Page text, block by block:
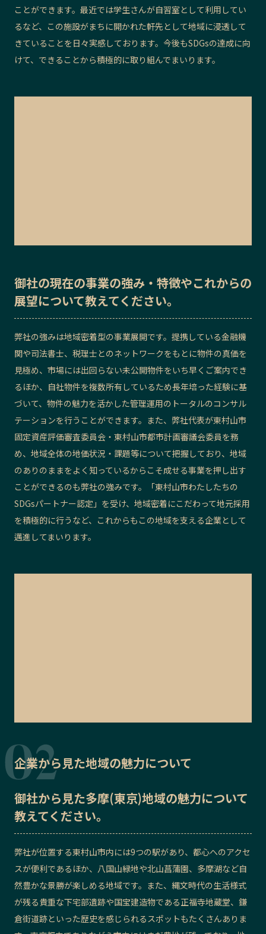
ことができます。最近では学生さんが自習室として利用してい
るなど、この施設がまちに開かれた軒先として地域に浸透して
きていることを日々実感しております。今後もSDGsの達成に向
けて、できることから積極的に取り組んでまいります。
御社の現在の事業の強み・特徴やこれからの
展望について教えてください。
弊社の強みは地域密着型の事業展開です。提携している金融機
関や司法書士、税理士とのネットワークをもとに物件の真価を
見極め、市場には出回らない未公開物件をいち早くご案内でき
るほか、自社物件を複数所有しているため長年培った経験に基
づいて、物件の魅力を活かした管理運用のトータルのコンサル
テーションを行うことができます。また、弊社代表が東村山市
固定資産評価審査委員会・東村山市都市計画審議会委員を務
め、地域全体の地価状況・課題等について把握しており、地域
のありのままをよく知っているからこそ成せる事業を押し出す
ことができるのも弊社の強みです。「東村山市わたしたちの
SDGsパートナー認定」を受け、地域密着にこだわって地元採用
を積極的に行うなど、これからもこの地域を支える企業として
邁進してまいります。
企業から見た地域の魅力について
御社から見た多摩(東京)地域の魅力について
教えてください。
弊社が位置する東村山市内には9つの駅があり、都心へのアクセ
スが便利であるほか、八国山緑地や北山菖蒲園、多摩湖など自
然豊かな景勝が楽しめる地域です。また、縄文時代の生活様式
が残る貴重な下宅部遺跡や国宝建造物である正福寺地蔵堂、鎌
倉街道跡といった歴史を感じられるスポットもたくさんありま